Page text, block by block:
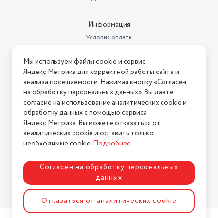
Угол обзора объектива (градус) 176°
Телетекст
есть
Поддержка DVB-C
DVB-C MPEG4
Поддержка DVB-T
DVB-T MPEG4
Поддержка стереозвука
NICAM
есть
Мощность звука
16 Вт (2х8 Вт)
Светодиодная (LED)
подсветка
есть
Разъем для наушников
есть
Информация
Условия оплаты
Условия возврата
Нашли ошибку на сайте? Напишите нам
2026 © Интернет-магазин "АстМаркет". У нас есть всё!
Политика конфиденциальности
Разработка сайтаASTDESIGN
Мы используем файлы cookie и сервис
Яндекс.Метрика для корректной работы сайта и
анализа посещаемости. Нажимая кнопку «Согласен
на обработку персональных данных», Вы даете
согласие на использование аналитических cookie и
обработку данных с помощью сервиса
Яндекс.Метрика. Вы можете отказаться от
аналитических cookie и оставить только
необходимые cookie.Подробнее.
Согласен на обработку персональных
данных
Отказаться от аналитических cookie